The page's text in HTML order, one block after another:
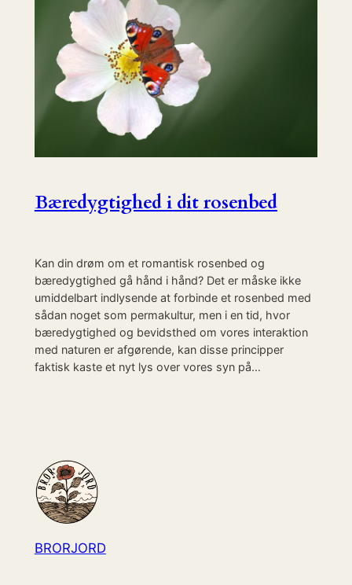
Bæredygtighed i dit rosenbed
Kan din drøm om et romantisk rosenbed og
bæredygtighed gå hånd i hånd? Det er måske ikke
umiddelbart indlysende at forbinde et rosenbed med
sådan noget som permakultur, men i en tid, hvor
bæredygtighed og bevidsthed om vores interaktion
med naturen er afgørende, kan disse principper
faktisk kaste et nyt lys over vores syn på…
BRORJORD